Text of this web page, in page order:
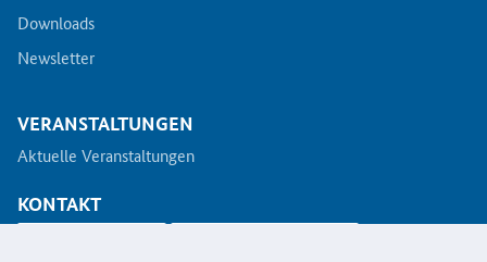
Downloads
Newsletter
VERANSTALTUNGEN
Aktuelle Veranstaltungen
KONTAKT